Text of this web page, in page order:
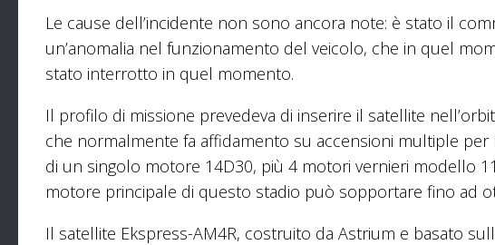
Le cause dell’incidente non sono ancora note: è stato il
un’anomalia nel funzionamento del veicolo, che in quel
stato interrotto in quel momento.
Il profilo di missione prevedeva di inserire il satellite
che normalmente fa affidamento su accensioni multiple
di un singolo motore 14D30, più 4 motori vernieri modello
motore principale di questo stadio può sopportare fino ad
Il satellite Ekspress-AM4R, costruito da Astrium e basato